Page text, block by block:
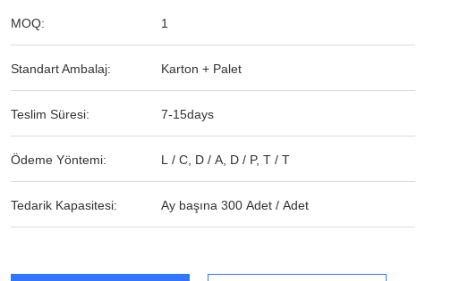
MOQ: 1
Standart Ambalaj: Karton + Palet
Teslim Süresi: 7-15days
Ödeme Yöntemi: L / C, D / A, D / P, T / T
Tedarik Kapasitesi: Ay başına 300 Adet / Adet